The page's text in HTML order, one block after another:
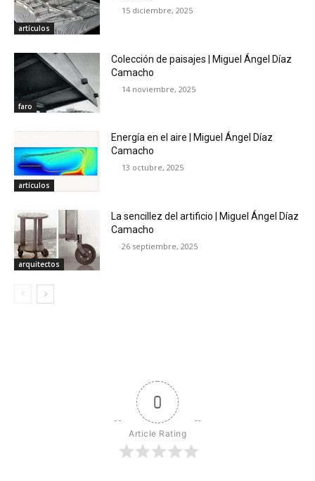
artículos
15 diciembre, 2025
faro
Colección de paisajes | Miguel Ángel Díaz
Camacho
14 noviembre, 2025
artículos
Energía en el aire | Miguel Ángel Díaz
Camacho
13 octubre, 2025
arquitectos
La sencillez del artificio | Miguel Ángel Díaz
Camacho
26 septiembre, 2025
0
Article Rating